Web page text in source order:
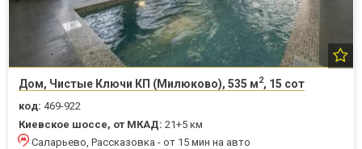
Дом, Чистые Ключи КП (Милюково), 535 м2, 15 сот
код: 469-922
Киевское шоссе, от МКАД: 21+5 км
Саларьево, Рассказовка - от 15 мин на авто